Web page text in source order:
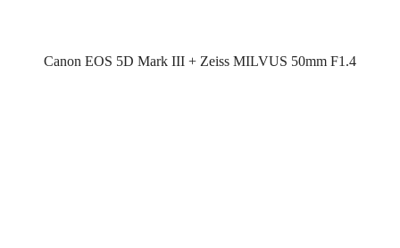
Canon EOS 5D Mark III + Zeiss MILVUS 50mm F1.4